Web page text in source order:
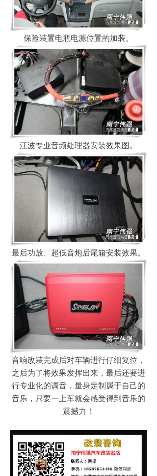
保险装置电瓶电源位置的加装。
江波专业音频处理器安装效果图。
最后功放、超低音炮后尾箱安装效果。
音响改装完成后对车辆进行仔细复位，
之后为了将效果发挥出来，最后还要进
行专业化的调音，量身定制属于自己的
音乐，只要一上车就会感受得到音乐的
震撼力！